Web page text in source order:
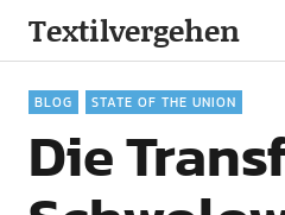
Textilvergehen
BLOG STATE OF THE UNION
Die